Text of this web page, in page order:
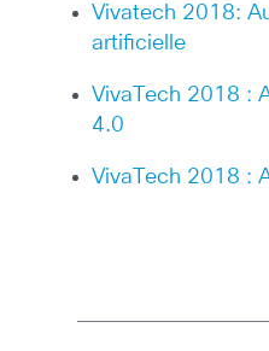
Vivatech 2018:
artificielle
VivaTech 2018 :
4.0
VivaTech 2018 :